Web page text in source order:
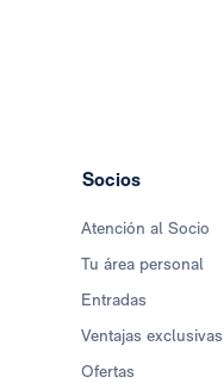
Socios
Atención al Socio
Tu área personal
Entradas
Ventajas exclusivas
Ofertas